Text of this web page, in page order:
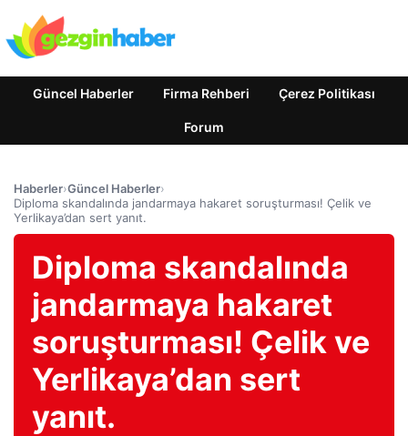
Güncel Haberler Firma Rehberi Çerez Politikası
Forum
Haberler›Güncel Haberler›
Diploma skandalında jandarmaya hakaret soruşturması! Çelik ve
Yerlikaya’dan sert yanıt.
Diploma skandalında
jandarmaya hakaret
soruşturması! Çelik ve
Yerlikaya’dan sert
yanıt.